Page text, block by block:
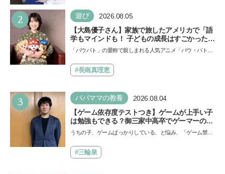
い…
2 遊び 2026.08.05
【大島優子さん】家族で旅したアメリカで「語
学もマインドも！ 子どもの成長はすごかった」
声優をつとめた映画『パウ・パトロール ザ・ダ
イノ・ムービー』ではあきらめなければ何でも
できると子どもに知ってほしい
「パウパト」の愛称で親しまれる人気アニメ「パウ・パトロ
ザ…#長南真理恵
3 パパママの教養 2026.08.04
【ゲーム依存度テストつき】ゲームが上手い子
は勉強もできる？御三家中高卒でゲーマーの医
師・阿部智史さんが教えるゲームしながら受験
で勝つためのメソッド
うちの子、ゲームばっかりしている、と悩み、「ゲーム禁
も…#三輪泉